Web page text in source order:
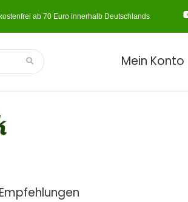
ab 70 Euro innerhalb Deutschlands
Mein Konto
Empfehlungen